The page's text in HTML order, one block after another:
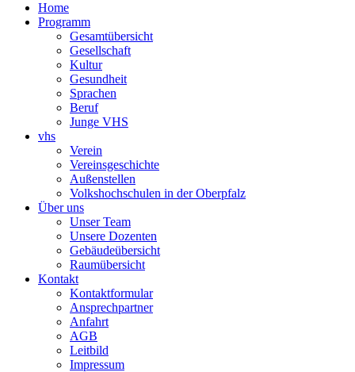
Home
Programm
Gesamtübersicht
Gesellschaft
Kultur
Gesundheit
Sprachen
Beruf
Junge VHS
vhs
Verein
Vereinsgeschichte
Außenstellen
Volkshochschulen in der Oberpfalz
Über uns
Unser Team
Unsere Dozenten
Gebäudeübersicht
Raumübersicht
Kontakt
Kontaktformular
Ansprechpartner
Anfahrt
AGB
Leitbild
Impressum